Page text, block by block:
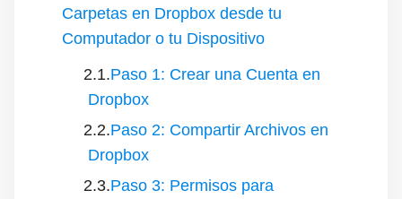
Carpetas en Dropbox desde tu
Computador o tu Dispositivo
Paso 1: Crear una Cuenta en
Dropbox
Paso 2: Compartir Archivos en
Dropbox
Paso 3: Permisos para